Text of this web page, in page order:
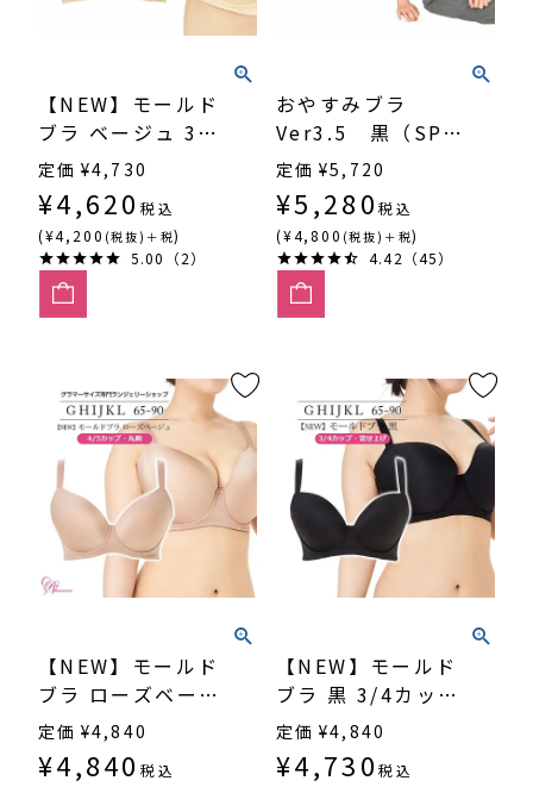
【NEW】モールド
ブラ ベージュ 3/4
カップ・寄せ上げ
（SP-552）
定価 ¥4,730
¥4,620 税込
(¥4,200 (税抜)＋税)
5.00（2）
おやすみブラ
Ver3.5 黒（SP-
338）
定価 ¥5,720
¥5,280 税込
(¥4,800 (税抜)＋税)
4.42（45）
【NEW】モールド
ブラ ローズベージ
ュ 4/5カップ・丸
胸 （SP551）
定価 ¥4,840
¥4,840 税込
【NEW】モールド
ブラ 黒 3/4カッ
プ・寄せ上げ
（SP-552）
定価 ¥4,840
¥4,730 税込